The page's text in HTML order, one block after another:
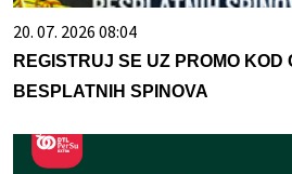
20. 07. 2026 08:04
REGISTRUJ SE UZ PROMO
BESPLATNIH SPINOVA